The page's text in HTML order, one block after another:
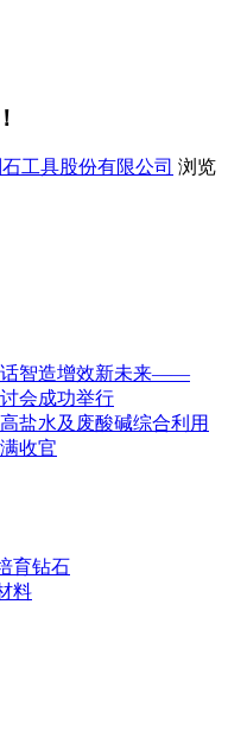
工具股份有限公司 浏览
话智造增效新未来——
会成功举行
盐水及废酸碱综合利用
收官
育钻石
料